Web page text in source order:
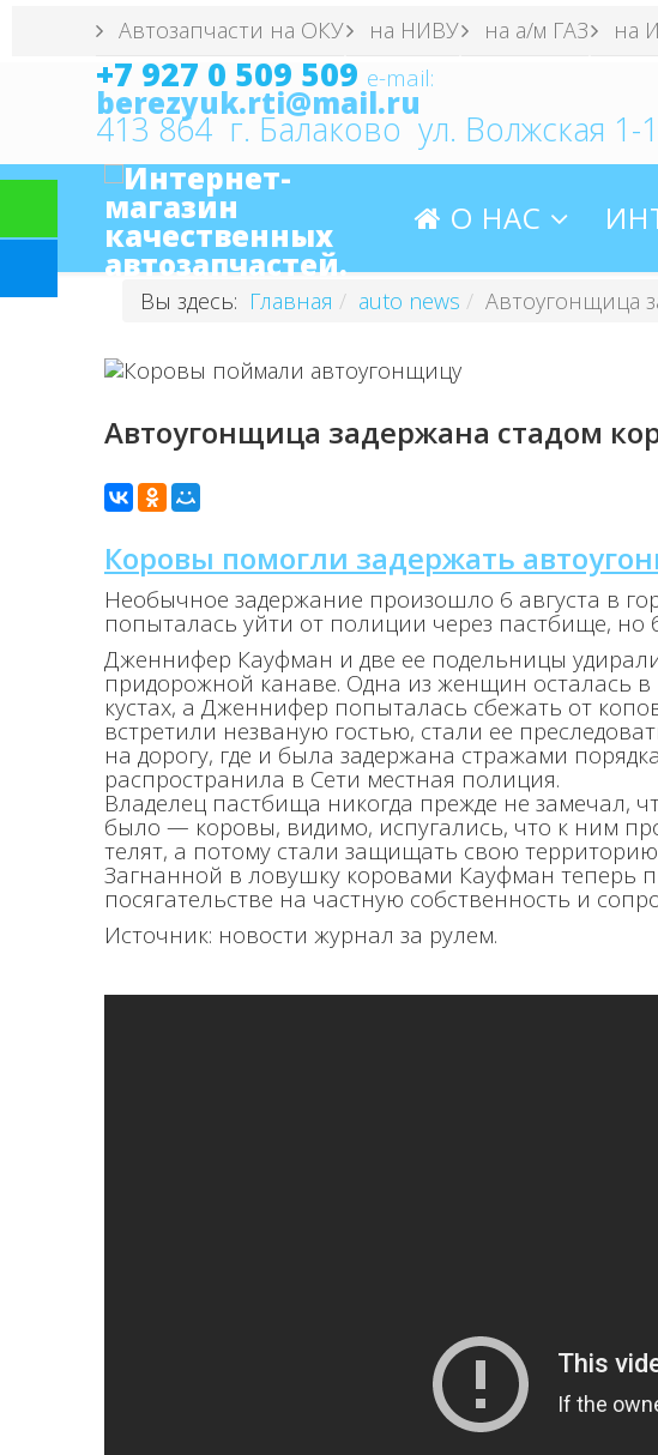
Автозапчасти на ОКУ на НИВУ на а/м ГАЗ на
+7 927 0 509 509 e-mail:
413 864 г. Балаково ул. Волжская 1-
О НАС
Вы здесь: Главная auto news Автоугонщица
Автоугонщица задержана стадом
Коровы помогли задержать
Необычное задержание произошло 6 августа в
попыталась уйти от полиции через пастбище,
Дженнифер Кауфман и две ее подельницы
придорожной канаве. Одна из женщин осталась
кустах, а Дженнифер попыталась сбежать от
встретили незваную гостью, стали ее
на дорогу, где и была задержана стражами
распространила в Сети местная полиция.
Владелец пастбища никогда прежде не замечал,
было — коровы, видимо, испугались, что к ним
телят, а потому стали защищать свою
Загнанной в ловушку коровами Кауфман теперь
посягательстве на частную собственность и
Источник: новости журнал за рулем.